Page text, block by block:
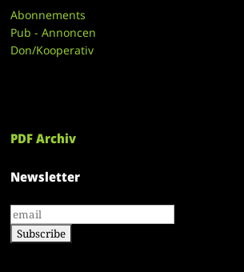
Abonnements
Pub - Annoncen
Don/Kooperativ
PDF Archiv
Newsletter